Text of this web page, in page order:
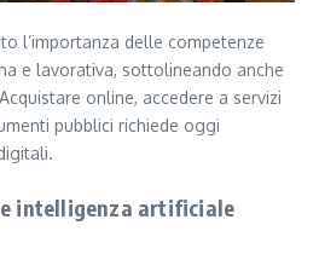
l’importanza delle competenze
e lavorativa, sottolineando anche
online, accedere a servizi
pubblici richiede oggi
intelligenza artificiale